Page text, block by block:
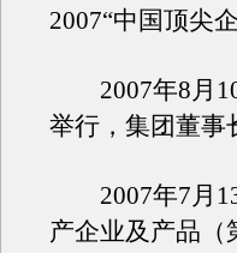
2007“中国顶尖
2007年8月10
举行，集团董事
2007年7月13
产企业及产品（